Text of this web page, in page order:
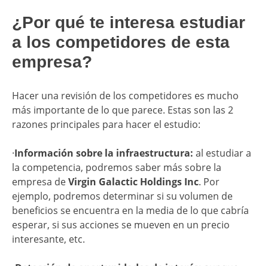
¿Por qué te interesa estudiar
a los competidores de esta
empresa?
Hacer una revisión de los competidores es mucho
más importante de lo que parece. Estas son las 2
razones principales para hacer el estudio:
·Información sobre la infraestructura: al estudiar a
la competencia, podremos saber más sobre la
empresa deVirgin Galactic Holdings Inc. Por
ejemplo, podremos determinar si su volumen de
beneficios se encuentra en la media de lo que cabría
esperar, si sus acciones se mueven en un precio
interesante, etc.